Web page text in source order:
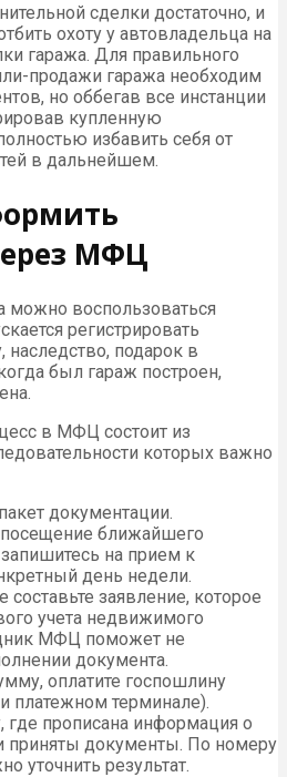
сделки достаточно, и
охоту у автовладельца на
гаража. Для правильного
продажи гаража необходим
но оббегав все инстанции
купленную
избавить себя от
в дальнейшем.
МФЦ
воспользоваться
регистрировать
наследство, подарок в
был гараж построен,
в МФЦ состоит из
которых важно
документации.
посещение ближайшего
на прием к
день недели.
заявление, которое
учета недвижимого
МФЦ поможет не
документа.
оплатите госпошлину
платежном терминале).
где прописана информация о
приняты документы. По номеру
уточнить результат.